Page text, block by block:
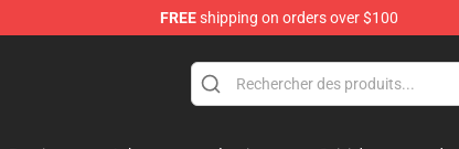
FREEshipping on orders over $100